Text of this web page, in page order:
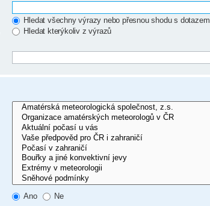
Hledat všechny výrazy nebo přesnou shodu s dotazem
Hledat kterýkoliv z výrazů
Ano
Ne